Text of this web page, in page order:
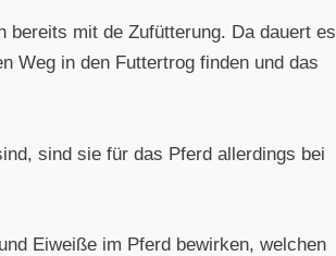
bereits mit de Zufütterung. Da dauert es
Weg in den Futtertrog finden und das
sind sie für das Pferd allerdings bei
Eiweiße im Pferd bewirken, welchen